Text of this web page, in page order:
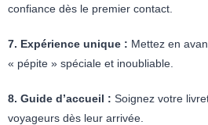
confiance dès le premier contact.
7. Expérience unique : Mettez en
« pépite » spéciale et inoubliable.
8. Guide d’accueil : Soignez votre
voyageurs dès leur arrivée.